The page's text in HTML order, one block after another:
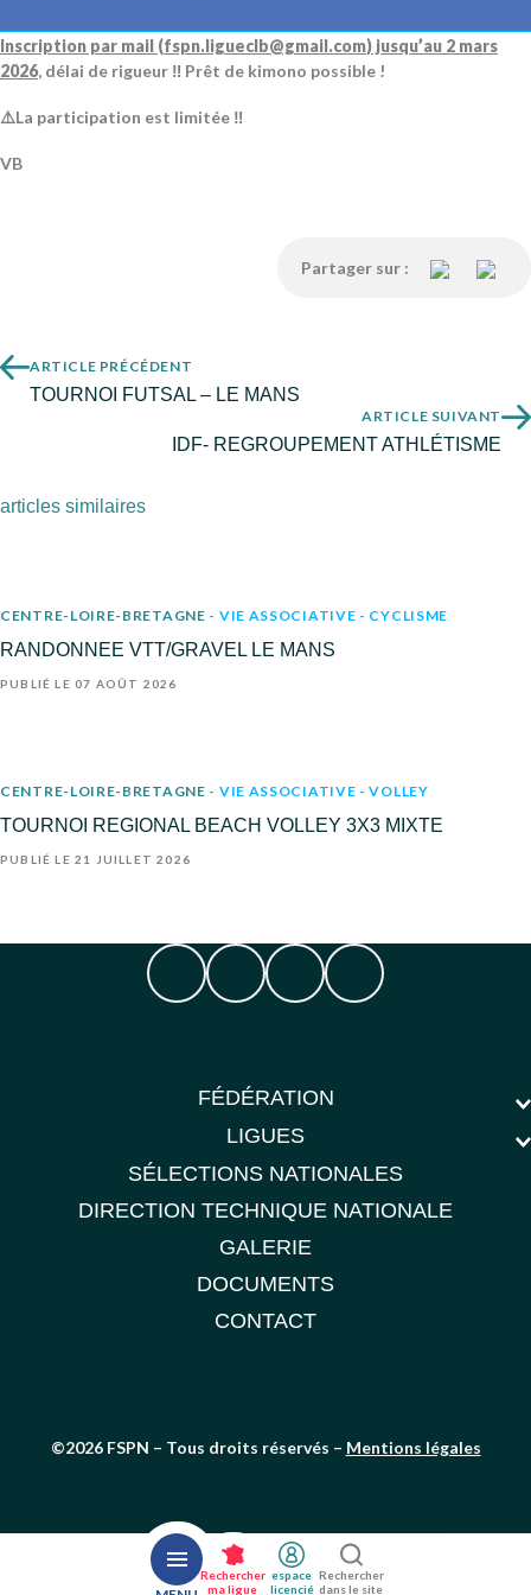
Rechercher
ma ligue
espace
licencié
Rechercher
dans le site
Inscription par mail (fspn.ligueclb@gmail.com) jusqu’au 2 mars
2026, délai de rigueur ‼️ Prêt de kimono possible !
⚠️La participation est limitée ‼️
VB
Partager sur :
ARTICLE PRÉCÉDENT
TOURNOI FUTSAL – LE MANS
ARTICLE SUIVANT
IDF- REGROUPEMENT ATHLÉTISME
articles similaires
CENTRE-LOIRE-BRETAGNE - VIE ASSOCIATIVE - CYCLISME
RANDONNEE VTT/GRAVEL LE MANS
PUBLIÉ LE 07 AOÛT 2026
CENTRE-LOIRE-BRETAGNE - VIE ASSOCIATIVE - VOLLEY
TOURNOI REGIONAL BEACH VOLLEY 3X3 MIXTE
PUBLIÉ LE 21 JUILLET 2026
FÉDÉRATION
SÉLECTIONS NATIONALES
DIRECTION TECHNIQUE NATIONALE
GALERIE
DOCUMENTS
CONTACT
LIGUES
©2026 FSPN – Tous droits réservés – Mentions légales